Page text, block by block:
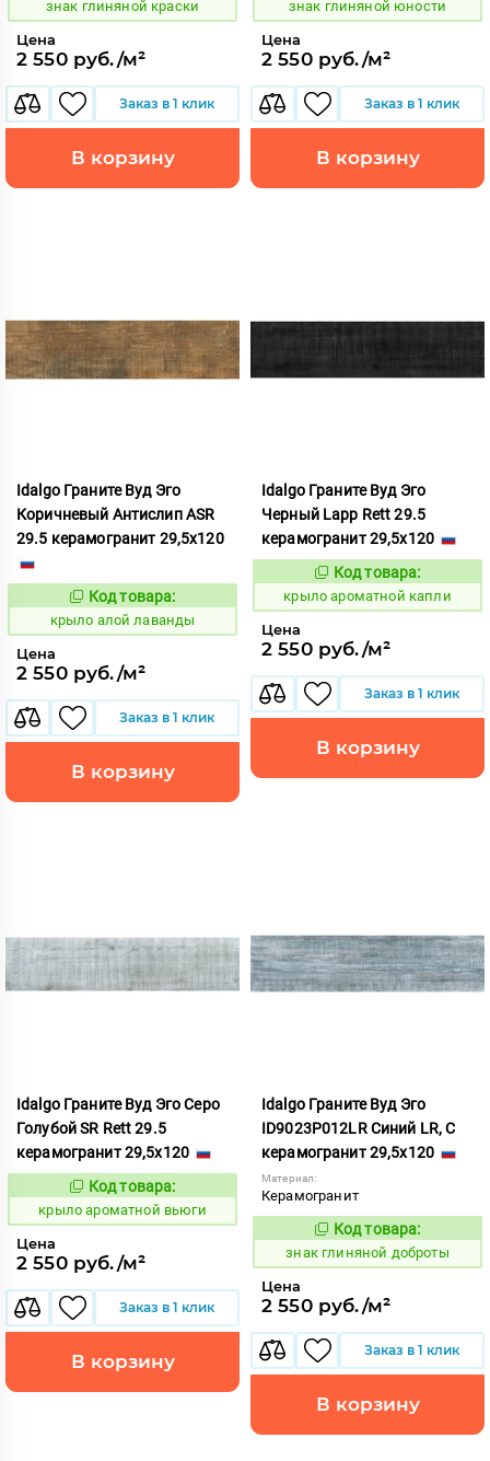
знак глиняной краски
Цена
2 550 руб./м²
Заказ в 1 клик
В корзину
знак глиняной юности
Цена
2 550 руб./м²
Заказ в 1 клик
В корзину
Idalgo Граните Вуд Эго
Коричневый Антислип ASR
29.5 керамогранит 29,5x120
828291
Код товара:
крыло алой лаванды
Цена
2 550 руб./м²
Заказ в 1 клик
В корзину
Idalgo Граните Вуд Эго
Черный Lapp Rett 29.5
керамогранит 29,5x120
828412
Код товара:
крыло ароматной капли
Цена
2 550 руб./м²
Заказ в 1 клик
В корзину
Idalgo Граните Вуд Эго Серо
Голубой SR Rett 29.5
керамогранит 29,5x120
828389
Код товара:
крыло ароматной вьюги
Цена
2 550 руб./м²
Заказ в 1 клик
В корзину
Idalgo Граните Вуд Эго
ID9023P012LR Синий LR, С
керамогранит 29,5x120
Материал:
Керамогранит
486622
Код товара:
знак глиняной доброты
Цена
2 550 руб./м²
Заказ в 1 клик
В корзину